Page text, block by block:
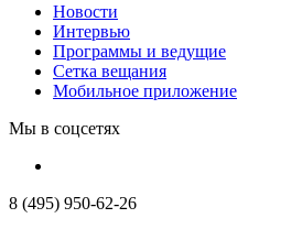
Новости
Интервью
Программы и ведущие
Сетка вещания
Мобильное приложение
Мы в соцсетях
8 (495) 950-62-26